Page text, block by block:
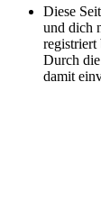
Diese
und dich
registriert
Durch
damit